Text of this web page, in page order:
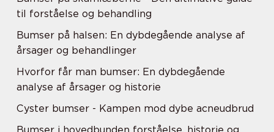
til forståelse og behandling
Bumser på halsen: En dybdegående analyse af
årsager og behandlinger
Hvorfor får man bumser: En dybdegående
analyse af årsager og historie
Cyster bumser - Kampen mod dybe acneudbrud